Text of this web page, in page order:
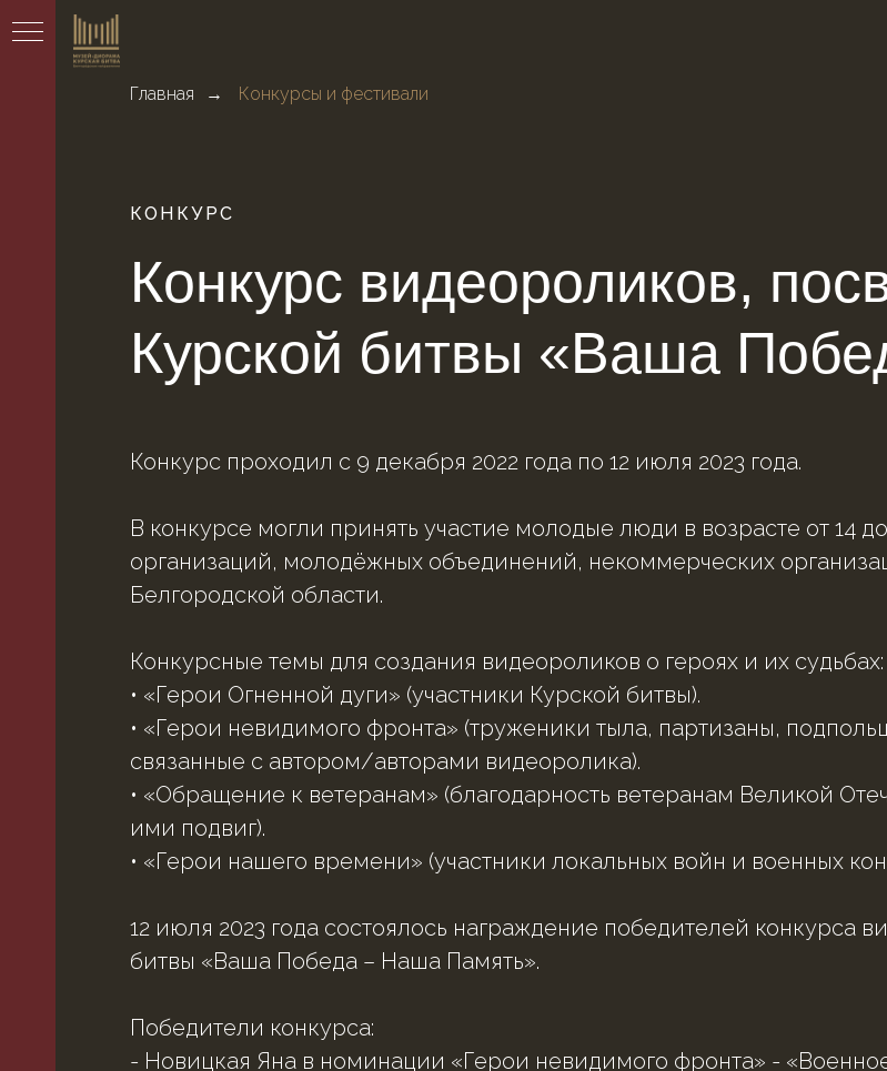
Главная → Конкурсы и фестивали
КОНКУРС
Конкурс видеороликов,
Курской битвы «Ваша
Конкурс проходил с 9 декабря 2022 года по 12 июля 2023 года.
В конкурсе могли принять участие молодые люди в возрасте от 14
организаций, молодёжных объединений, некоммерческих
Белгородской области.
Конкурсные темы для создания видеороликов о героях и их судьбах:
• «Герои Огненной дуги» (участники Курской битвы).
• «Герои невидимого фронта» (труженики тыла, партизаны,
связанные с автором/авторами видеоролика).
• «Обращение к ветеранам» (благодарность ветеранам Великой
ими подвиг).
• «Герои нашего времени» (участники локальных войн и военных
12 июля 2023 года состоялось награждение победителей конкурса
битвы «Ваша Победа – Наша Память».
Победители конкурса:
- Новицкая Яна в номинации «Герои невидимого фронта» -